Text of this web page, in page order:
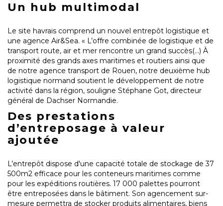
Un hub multimodal
Le site havrais comprend un nouvel entrepôt logistique et
une agence Air&Sea. « L’offre combinée de logistique et de
transport route, air et mer rencontre un grand succès(…) À
proximité des grands axes maritimes et routiers ainsi que
de notre agence transport de Rouen, notre deuxième hub
logistique normand soutient le développement de notre
activité dans la région, souligne Stéphane Got, directeur
général de Dachser Normandie.
Des prestations
d’entreposage à valeur
ajoutée
L’entrepôt dispose d'une capacité totale de stockage de 37
500m2 efficace pour les conteneurs maritimes comme
pour les expéditions routières. 17 000 palettes pourront
être entreposées dans le bâtiment. Son agencement sur-
mesure permettra de stocker produits alimentaires, biens